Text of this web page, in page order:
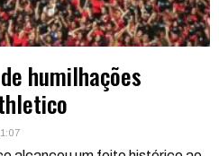
humilhações